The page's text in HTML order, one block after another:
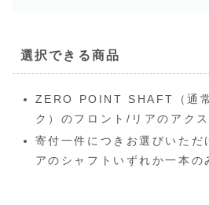
選択できる商品
ZERO POINT SHAFT（通
ク）のフロント/リアのアク
寄付一件につきお選びいただ
アのシャフトいずれか一本の